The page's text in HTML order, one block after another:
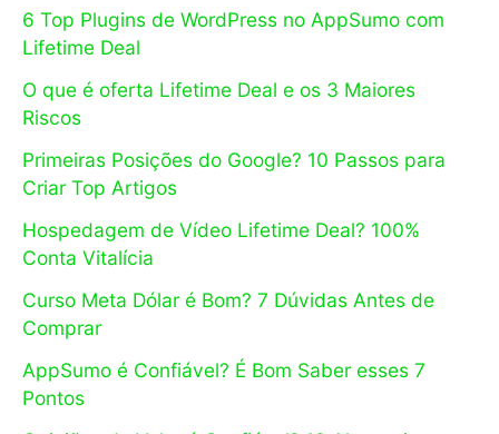
6 Top Plugins de WordPress no AppSumo com
Lifetime Deal
O que é oferta Lifetime Deal e os 3 Maiores
Riscos
Primeiras Posições do Google? 10 Passos para
Criar Top Artigos
Hospedagem de Vídeo Lifetime Deal? 100%
Conta Vitalícia
Curso Meta Dólar é Bom? 7 Dúvidas Antes de
Comprar
AppSumo é Confiável? É Bom Saber esses 7
Pontos